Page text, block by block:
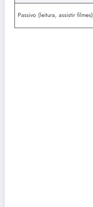
Passivo (leitura, assistir filmes)